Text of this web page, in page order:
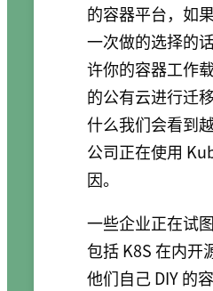
的容器平台，如
一次做的选择的
许你的容器工作
的公有云进行迁
什么我们会看到
公司正在使用
因。
一些企业正在试
包括 K8S 在内开
他们自己 DIY 的